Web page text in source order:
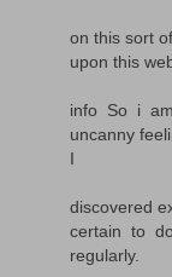
on this sort
upon this
info So i
uncanny
I
discovered
certain to
regularly.